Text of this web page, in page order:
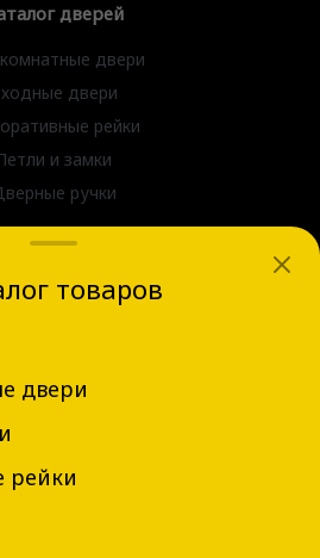
дверей
двери
двери
рейки
и замки
ручки
ул. Блюхера д.31
товаров
двери
рейки